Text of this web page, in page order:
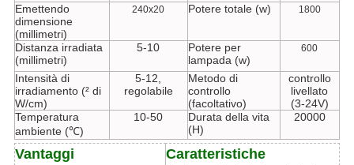
Emettendo
dimensione
(millimetri)
240x20 Potere totale (w) 1800
Distanza irradiata
(millimetri)
5-10
Potere per
lampada (w)
600
Intensità di
irradiamento (² di
W/cm)
5-12,
regolabile
Metodo di
controllo
(facoltativo)
controllo
livellato
(3-24V)
Temperatura
ambiente (℃)
10-50
Durata della vita
(H)
20000
Vantaggi Caratteristiche